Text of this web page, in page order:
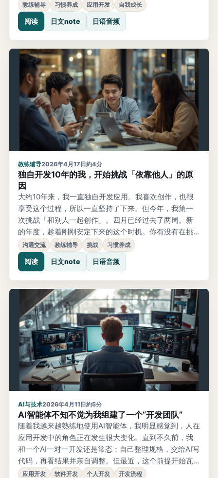
至今，还不到一年。但现在，我的生活充实极了。和伙
伴们一起描绘未来，朝着前方前进。那时候「只是忍耐
的每一天」，感觉像是谎言。「好像有想成为的自己，
但不知道该怎么做」「每天都在过，却总感觉没有向前
走」这种迷茫，真的
教练辅导 习惯养成 应用开发 自我成长
阅读 日文note 日语音频
教练辅导2026年4月17日約4分
独自开发10年的我，开始挑战「依靠他人」的原
因
大约10年来，我一直独自开发应用。我喜欢创作，也很
享受这个过程，所以一直坚持了下来。但今年，我第一
次挑战「和别人一起创作」。四月已经过去了两周。新
的年度，趁着刚刚安定下来的这个时机。你有没有在挑
战什么新的事情呢？相遇，改变了一切 去年，我遇见了
教练辅导。开始学习后，不知不觉间结识了与以往不同
的伙伴。以前的我，作为工程师，活在与公司同事一起
制作产品的世界里。但通过教练辅导，我开始与那些原
本不会有交集的人产生了联系。那是，自己
沟通交流 教练辅导 挑战 习惯养成
阅读 日文note 日语音频
AI与技术2026年4月11日約5分
AI智能体不知不觉为我组建了一个“开发团队”
随着我越来越熟练地使用AI智能体，我明显感觉到，人在
应用开发中的角色正在发生很大变化。直到不久前，我
和一个AI一对一开发还是常态：自己整理规格，交给AI写
代码，再看结果并亲自调整。但最近，这个前提开始瓦
解。契机是Claude Code。原本我用GitHub Copilot这
应用开发 软件开发 个人开发 开发流程